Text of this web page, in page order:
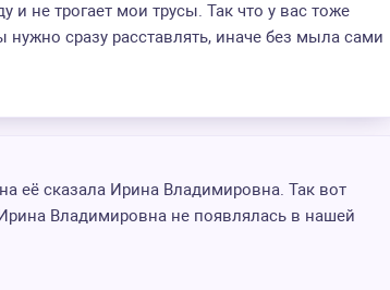
и не трогает мои трусы. Так что у вас тоже
сразу расставлять, иначе без мыла сами
её сказала Ирина Владимировна. Так вот
Владимировна не появлялась в нашей